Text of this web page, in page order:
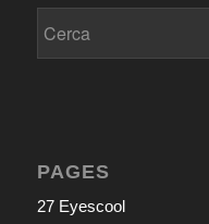
PAGES
27 Eyescool